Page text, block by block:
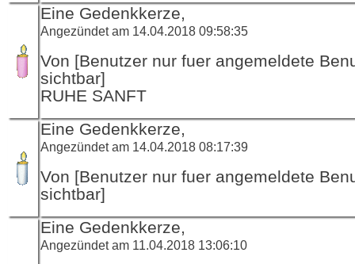
Eine Gedenkkerze,
Angezündet am 14.04.2018 09:58:35
Von [Benutzer nur fuer angemeldete
sichtbar]
RUHE SANFT
Eine Gedenkkerze,
Angezündet am 14.04.2018 08:17:39
Von [Benutzer nur fuer angemeldete
sichtbar]
Eine Gedenkkerze,
Angezündet am 11.04.2018 13:06:10